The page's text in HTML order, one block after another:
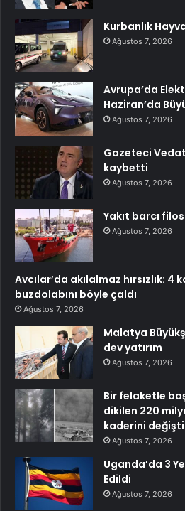
Kurbanlık
Ağustos 7, 2026
Avrupa’da
Haziran’da
Ağustos 7, 2026
Gazeteci Vedat
kaybetti
Ağustos 7, 2026
Yakıt barcı
Ağustos 7, 2026
Avcılar’da akılalmaz hırsızlık: 4
buzdolabını böyle çaldı
Ağustos 7, 2026
Malatya
dev yatırım
Ağustos 7, 2026
Bir felaketle
dikilen 220
kaderini
Ağustos 7, 2026
Uganda’da 3
Edildi
Ağustos 7, 2026